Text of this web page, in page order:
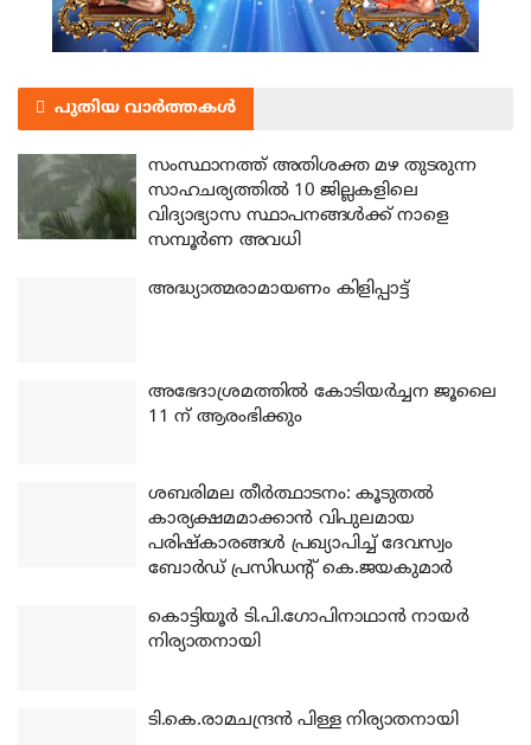
പുതിയ വാർത്തകൾ
സംസ്ഥാനത്ത് അതിശക്ത മഴ തുടരുന്ന
സാഹചര്യത്തിൽ 10 ജില്ലകളിലെ
വിദ്യാഭ്യാസ സ്ഥാപനങ്ങൾക്ക് നാളെ
സമ്പൂർണ അവധി
അദ്ധ്യാത്മരാമായണം കിളിപ്പാട്ട്
അഭേദാശ്രമത്തില്‍ കോടിയര്‍ച്ചന ജൂലൈ
11 ന് ആരംഭിക്കും
ശബരിമല തീര്‍ത്ഥാടനം: കൂടുതല്‍
കാര്യക്ഷമമാക്കാന്‍ വിപുലമായ
പരിഷ്‌കാരങ്ങള്‍ പ്രഖ്യാപിച്ച് ദേവസ്വം
ബോര്‍ഡ് പ്രസിഡന്റ് കെ.ജയകുമാര്‍
കൊട്ടിയൂര്‍ ടി.പി.ഗോപിനാഥാന്‍ നായര്‍
നിര്യാതനായി
ടി.കെ.രാമചന്ദ്രന്‍ പിള്ള നിര്യാതനായി